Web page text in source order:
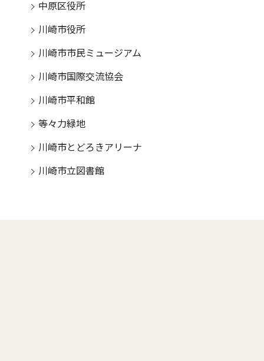
中原区役所
川崎市役所
川崎市市民ミュージアム
川崎市国際交流協会
川崎市平和館
等々力緑地
川崎市とどろきアリーナ
川崎市立図書館